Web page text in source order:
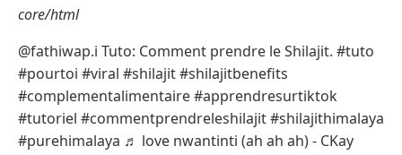
core/html
@fathiwap.i Tuto: Comment prendre le Shilajit. #tuto
#pourtoi #viral #shilajit #shilajitbenefits
#complementalimentaire #apprendresurtiktok
#tutoriel #commentprendreleshilajit #shilajithimalaya
#purehimalaya ♬ love nwantinti (ah ah ah) - CKay